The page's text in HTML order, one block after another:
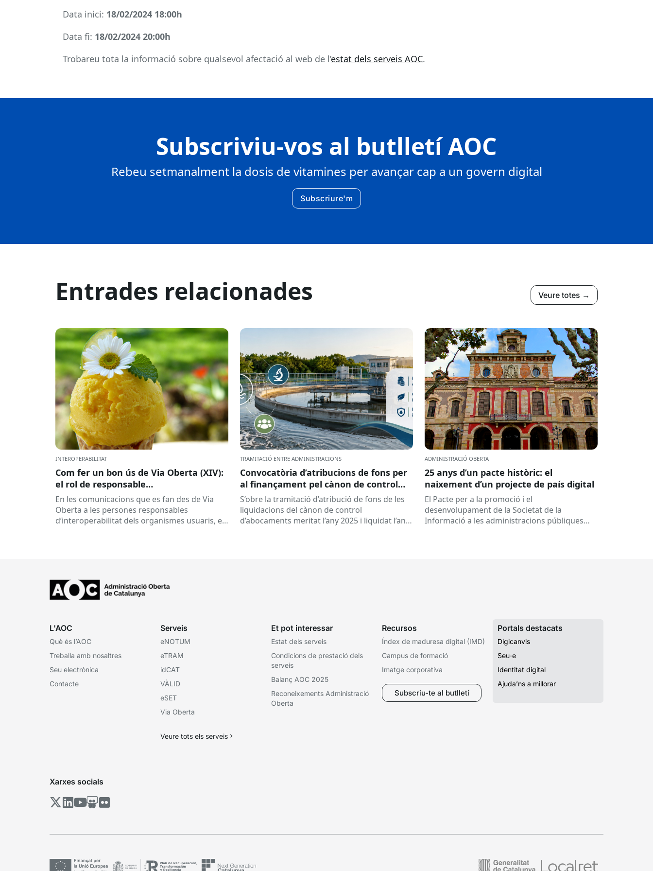
Data inici: 18/02/2024 18:00h
Data fi: 18/02/2024 20:00h
Trobareu tota la informació sobre qualsevol afectació al web de l’estat dels serveis AOC.
Subscriviu-vos al butlletí AOC
Rebeu setmanalment la dosis de vitamines per avançar cap a un govern digital
Subscriure'm
Entrades relacionades Veure totes →
INTEROPERABILITAT
Com fer un bon ús de Via Oberta (XIV):
el rol de responsable
d’interoperabilitat, al dia
En les comunicacions que es fan des de Via
Oberta a les persones responsables
d’interoperabilitat dels organismes usuaris, es
TRAMITACIÓ ENTRE ADMINISTRACIONS
Convocatòria d’atribucions de fons per
al finançament pel cànon de control
d’abocaments meritat l’any 2025 i
liquidat l’any 2026
S’obre la tramitació d’atribució de fons de les
liquidacions del cànon de control
d’abocaments meritat l’any 2025 i liquidat l’any
ADMINISTRACIÓ OBERTA
25 anys d’un pacte històric: el
naixement d’un projecte de país digital
El Pacte per a la promoció i el
desenvolupament de la Societat de la
Informació a les administracions públiques
L'AOC
Què és l’AOC
Treballa amb nosaltres
Seu electrònica
Contacte
Serveis
eNOTUM
eTRAM
idCAT
VÀLID
eSET
Via Oberta
Veure tots els serveis
Et pot interessar
Estat dels serveis
Condicions de prestació dels
serveis
Balanç AOC 2025
Reconeixements Administració
Oberta
Recursos
Índex de maduresa digital (IMD)
Campus de formació
Imatge corporativa
Subscriu-te al butlletí
Portals destacats
Digicanvis
Seu-e
Identitat digital
Ajuda’ns a millorar
Xarxes socials